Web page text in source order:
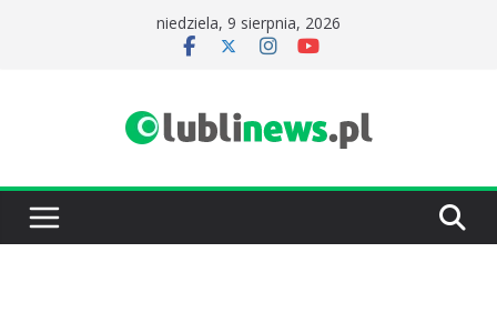
niedziela, 9 sierpnia, 2026